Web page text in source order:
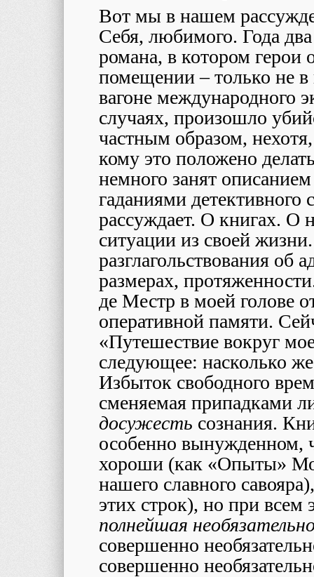
Вот мы в нашем
Себя, любимого. Года
романа, в котором герои
помещении – только не
вагоне международного
случаях, произошло
частным образом,
кому это положено
немного занят
гаданиями детективного
рассуждает. О книгах. О
ситуации из своей
разглагольствования об
размерах,
де Местр в моей голове
оперативной памяти.
«Путешествие вокруг
следующее: насколько
Избыток свободного
сменяемая припадками
досужесть сознания.
особенно вынужденном,
хороши (как «Опыты»
нашего славного
этих строк), но при всем
полнейшая
совершенно
совершенно